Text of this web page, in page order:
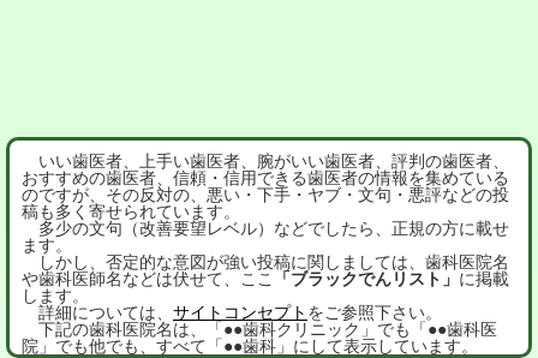
いい歯医者、上手い歯医者、腕がいい歯医者、評判の歯医者、
おすすめの歯医者、信頼・信用できる歯医者の情報を集めている
のですが、その反対の、悪い・下手・ヤブ・文句・悪評などの投
稿も多く寄せられています。
多少の文句（改善要望レベル）などでしたら、正規の方に載せ
ます。
しかし、否定的な意図が強い投稿に関しましては、歯科医院名
や歯科医師名などは伏せて、ここ
「ブラックでんリスト」 に掲載
します。
詳細については、 サイトコンセプト をご参照下さい。
下記の歯科医院名は、「●●歯科クリニック」でも「●●歯科医
院」でも他でも、すべて「●●歯科」にして表示しています。